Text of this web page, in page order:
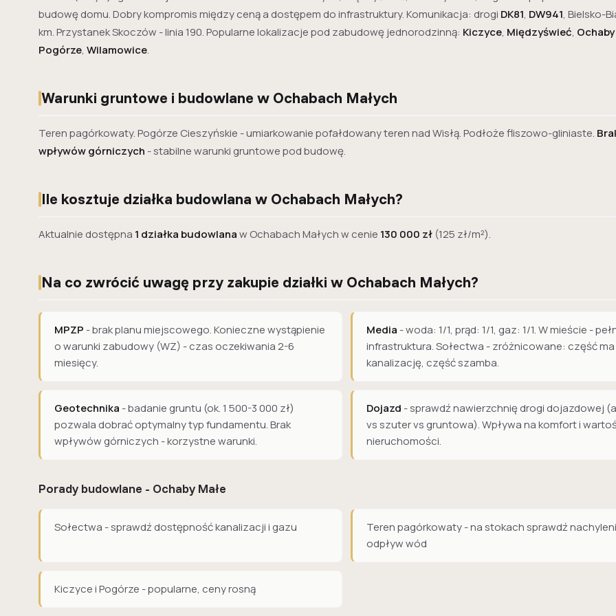
budowę domu. Dobry kompromis między ceną a dostępem do infrastruktury. Komunikacja: drogi DK81, DW941, Bielsko-
km. Przystanek Skoczów - linia 190. Popularne lokalizacje pod zabudowę jednorodzinną: Kiczyce, Międzyświeć,
Pogórze, Wilamowice.
Warunki gruntowe i budowlane w Ochabach Małych
Teren pagórkowaty. Pogórze Cieszyńskie - umiarkowanie pofałdowany teren nad Wisłą. Podłoże fliszowo-gliniaste.
wpływów górniczych - stabilne warunki gruntowe pod budowę.
Ile kosztuje działka budowlana w Ochabach Małych?
Aktualnie dostępna 1 działka budowlanaw Ochabach Małych w cenie 130 000 zł (125 zł/m²).
Na co zwrócić uwagę przy zakupie działki w Ochabach Małych?
MPZP - brak planu miejscowego. Konieczne wystąpienie
o warunki zabudowy (WZ) - czas oczekiwania 2-6
miesięcy.
Media - woda: 1/1, prąd: 1/1, gaz: 1/1. W mieście -
infrastruktura. Sołectwa - zróżnicowane: część ma
kanalizację, część szamba.
Geotechnika - badanie gruntu (ok. 1 500-3 000 zł)
pozwala dobrać optymalny typ fundamentu. Brak
wpływów górniczych - korzystne warunki.
Dojazd - sprawdź nawierzchnię drogi dojazdowej
vs szuter vs gruntowa). Wpływa na komfort i
nieruchomości.
Porady budowlane - Ochaby Małe
Sołectwa - sprawdź dostępność kanalizacji i gazu
Teren pagórkowaty - na stokach sprawdź
odpływ wód
Kiczyce i Pogórze - popularne, ceny rosną